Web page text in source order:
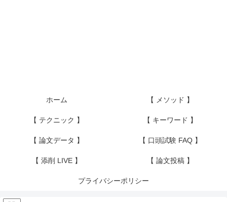
ホーム 【 メソッド 】
【 テクニック 】 【 キーワード 】
【 論文データ 】 【 口頭試験 FAQ 】
【 添削 LIVE 】 【 論文投稿 】
プライバシーポリシー